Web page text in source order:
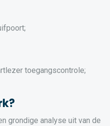
toegangscontrole;
grondige analyse uit van de